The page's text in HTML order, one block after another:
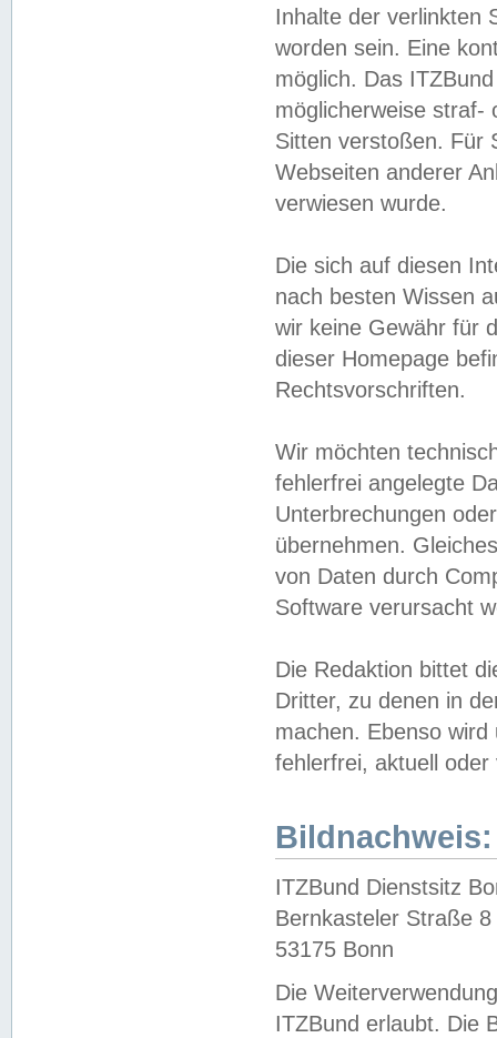
Inhalte der verlinkten
worden sein. Eine
möglich. Das
möglicherweise straf-
Sitten verstoßen. Für
Webseiten anderer
verwiesen wurde.
Die sich auf diesen
nach besten Wissen
wir keine Gewähr für
dieser Homepage
Rechtsvorschriften.
Wir möchten
fehlerfrei angelegte
Unterbrechungen
übernehmen.
von Daten durch
Software verursacht
Die Redaktion bittet
Dritter, zu denen in
machen. Ebenso
fehlerfrei, aktuell oder
Bildnachweis:
ITZBund Dienstsitz
Bernkasteler Straße 8
53175 Bonn
Die
ITZBund erlaubt. Die